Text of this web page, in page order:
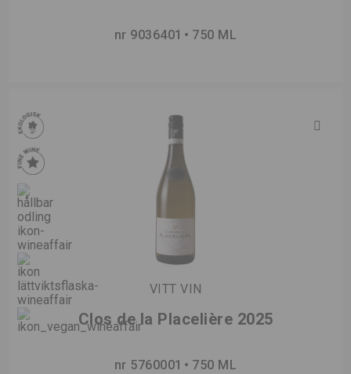
nr 9036401 750 ML
VITT VIN
Clos de la Placelière 2025
nr 5760001 750 ML